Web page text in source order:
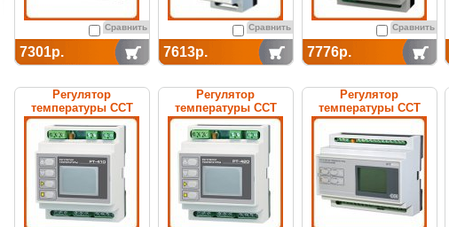
Сравнить
7301р.
Сравнить
7613р.
Сравнить
7776р.
Регулятор
температуры ССТ
РТ-410 электронный
Регулятор
температуры ССТ
РТ-420 электронный
Регулятор
температуры ССТ
РТ-400 электронный